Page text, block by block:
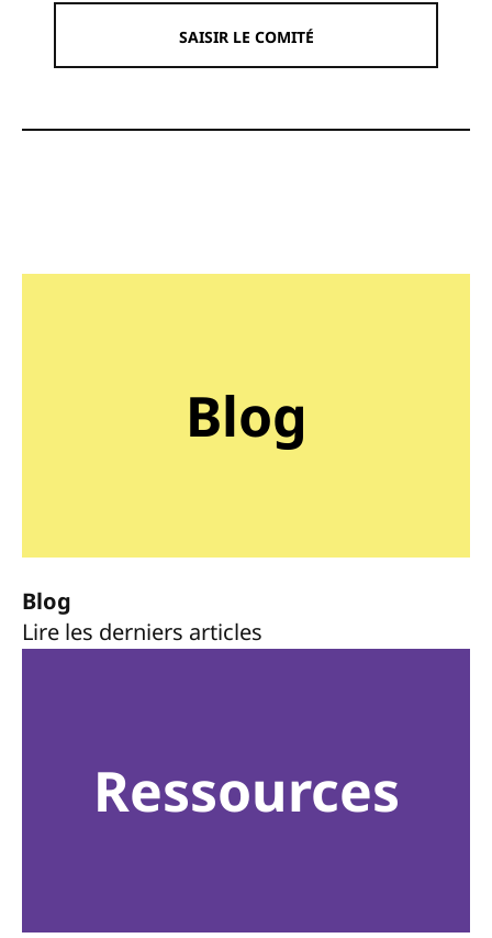
SAISIR LE COMITÉ
Blog
Blog
Lire les derniers articles
Ressources